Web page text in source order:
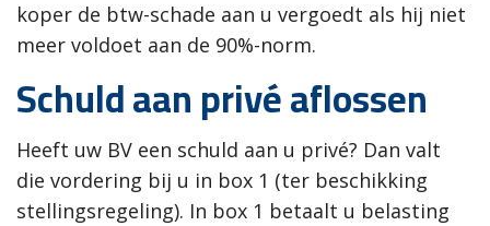
koper de btw-schade aan u vergoedt als hij niet
meer voldoet aan de 90%-norm.
Schuld aan privé aflossen
Heeft uw BV een schuld aan u privé? Dan valt
die vordering bij u in box 1 (ter beschikking
stellingsregeling). In box 1 betaalt u belasting